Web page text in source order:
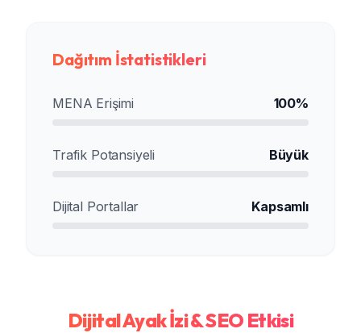
Dağıtım İstatistikleri
MENA Erişimi 100%
Trafik Potansiyeli Büyük
Dijital Portallar Kapsamlı
Dijital Ayak İzi & SEO Etkisi